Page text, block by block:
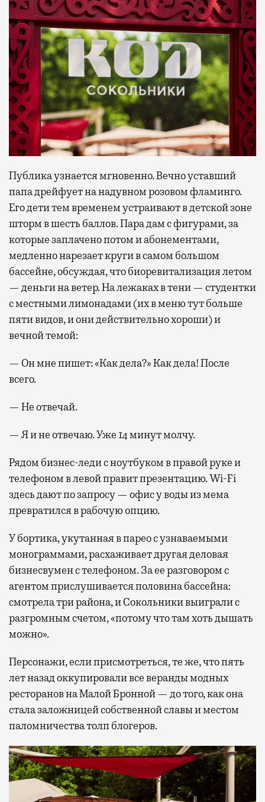
Публика узнается мгновенно. Вечно уставший
папа дрейфует на надувном розовом фламинго.
Его дети тем временем устраивают в детской зоне
шторм в шесть баллов. Пара дам с фигурами, за
которые заплачено потом и абонементами,
медленно нарезает круги в самом большом
бассейне, обсуждая, что биоревитализация летом
— деньги на ветер. На лежаках в тени — студентки
с местными лимонадами (их в меню тут больше
пяти видов, и они действительно хороши) и
вечной темой:
— Он мне пишет: «Как дела?» Как дела! После
всего.
— Не отвечай.
— Я и не отвечаю. Уже 14 минут молчу.
Рядом бизнес-леди с ноутбуком в правой руке и
телефоном в левой правит презентацию. Wi-Fi
здесь дают по запросу — офис у воды из мема
превратился в рабочую опцию.
У бортика, укутанная в парео с узнаваемыми
монограммами, расхаживает другая деловая
бизнесвумен с телефоном. За ее разговором с
агентом прислушивается половина бассейна:
смотрела три района, и Сокольники выиграли с
разгромным счетом, «потому что там хоть дышать
можно».
Персонажи, если присмотреться, те же, что пять
лет назад оккупировали все веранды модных
ресторанов на Малой Бронной — до того, как она
стала заложницей собственной славы и местом
паломничества толп блогеров.